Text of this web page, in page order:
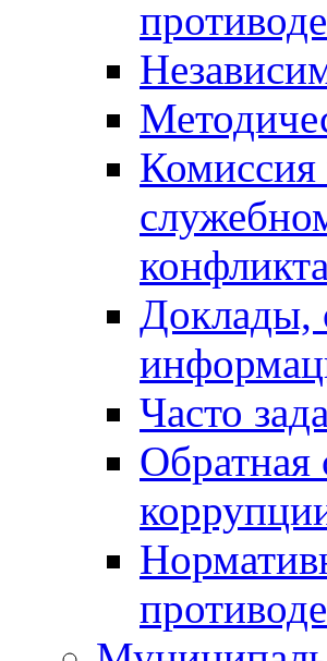
Доклады,
Часто
Обратная